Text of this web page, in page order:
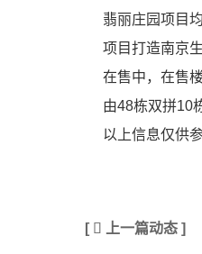
翡丽庄园项目
项目打造南京
在售中，在售
由48栋双拼10
以上信息仅供
[  上一篇动态 ]